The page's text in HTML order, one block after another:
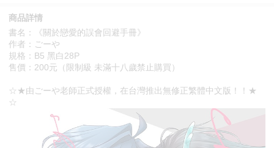
商品詳情
書名：《關於戀愛的誤會回避手冊》
作者：ごーや
規格：B5 黑白28P
售價：200元（限制級 未滿十八歲禁止購買）
☆★由ごーや老師正式授權，在台灣推出無修正繁體中文版！！★
☆